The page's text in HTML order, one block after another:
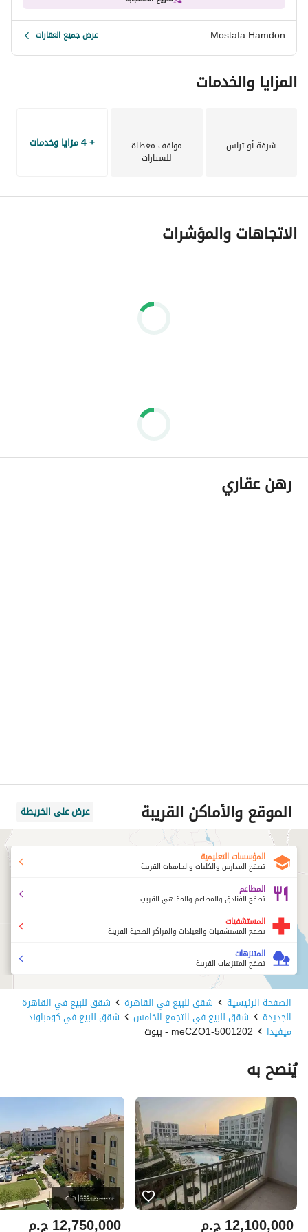
يبعد مشروع ميفيدا القاهرة الجديدة 35 دقيقة عن مطار القاهرة
الدولي.
Mostafa Hamdon عرض جميع العقارات
المزايا والخدمات
شرفة أو تراس مواقف مغطاة
للسيارات
+ 4 مزايا وخدمات
الاتجاهات والمؤشرات
رهن عقاري
الموقع والأماكن القريبة عرض على الخريطة
المؤسسات التعليمية
تصفح المدارس والكليات والجامعات القريبة
المطاعم
تصفح الفنادق والمطاعم والمقاهي القريب
المستشفيات
تصفح المستشفيات والعيادات والمراكز الصحية القريبة
المتنزهات
تصفح المتنزهات القريبة
الصفحة الرئيسية شقق للبيع في القاهرة شقق للبيع في القاهرة
الجديدة شقق للبيع في التجمع الخامس شقق للبيع في كومباوند
ميفيدا 5001202-meCZO1 - بيوت
يُنصح به
ج.م12,100,000 ج.م12,750,000